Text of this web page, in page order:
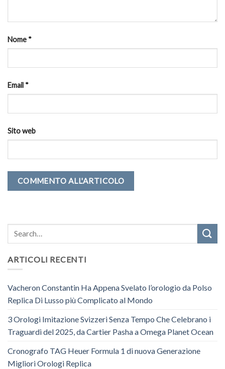
Nome *
Email *
Sito web
ARTICOLI RECENTI
Vacheron Constantin Ha Appena Svelato l’orologio da Polso
Replica Di Lusso più Complicato al Mondo
3 Orologi Imitazione Svizzeri Senza Tempo Che Celebrano i
Traguardi del 2025, da Cartier Pasha a Omega Planet Ocean
Cronografo TAG Heuer Formula 1 di nuova Generazione
Migliori Orologi Replica